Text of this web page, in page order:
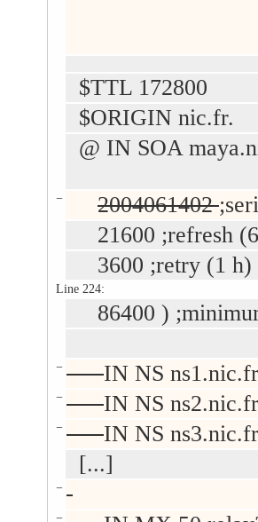
$TTL 172800
$ORIGIN nic.fr.
@ IN SOA
− 2004061402
21600 ;refresh
3600 ;retry (1 h)
Line 224:
86400 )
− IN NS
− IN NS
−
IN NS
[...]
−
−